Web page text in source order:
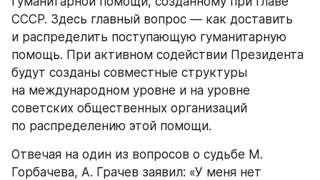
СССР. Здесь главный вопрос — как доставить
и распределить поступающую гуманитарную
помощь. При активном содействии Президента
будут созданы совместные структуры
на международном уровне и на уровне
советских общественных организаций
по распределению этой помощи.
Отвечая на один из вопросов о судьбе М.
Горбачева, А. Грачев заявил: «У меня нет